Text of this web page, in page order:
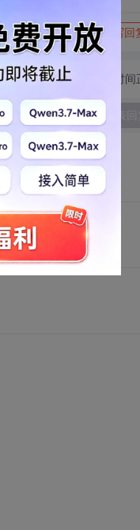
写回
切换为时间